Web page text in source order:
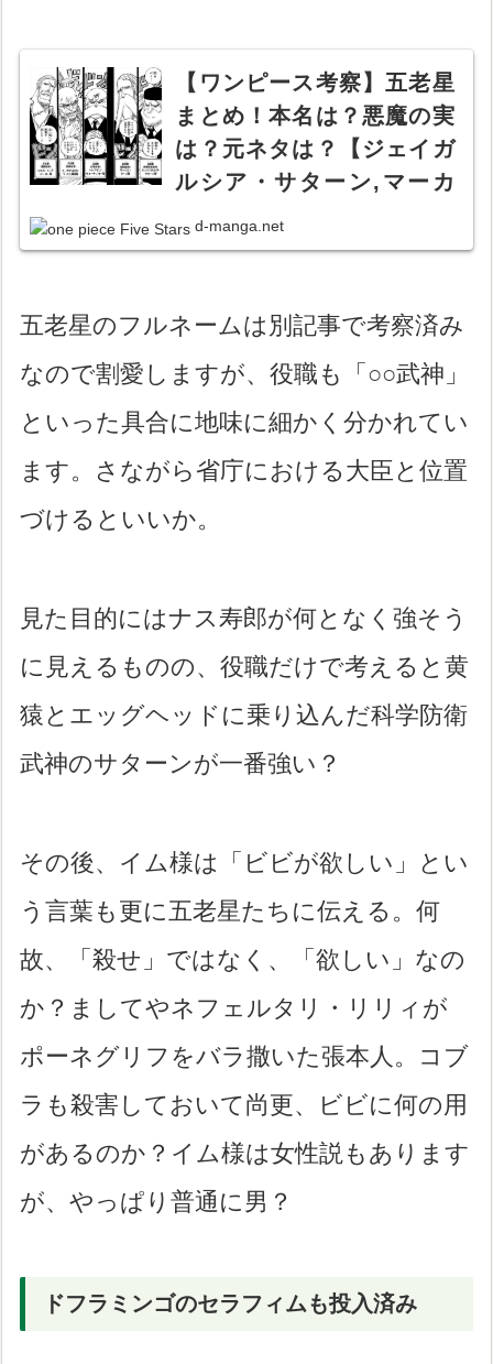
【ワンピース考察】五老星
まとめ！本名は？悪魔の実
は？元ネタは？【ジェイガ
ルシア・サターン,マーカ
ス・マーズ,トップマン・ウ
ォーキュリー,シェパード・
ン・V・ナス寿郎】【五芒
星・太陽系・七曜】
d-manga.net
五老星のフルネームは別記事で考察済み
なので割愛しますが、役職も「○○武神」
といった具合に地味に細かく分かれてい
ます。さながら省庁における大臣と位置
づけるといいか。
見た目的にはナス寿郎が何となく強そう
に見えるものの、役職だけで考えると黄
猿とエッグヘッドに乗り込んだ科学防衛
武神のサターンが一番強い？
その後、イム様は「ビビが欲しい」とい
う言葉も更に五老星たちに伝える。何
故、「殺せ」ではなく、「欲しい」なの
か？ましてやネフェルタリ・リリィが
ポーネグリフをバラ撒いた張本人。コブ
ラも殺害しておいて尚更、ビビに何の用
があるのか？イム様は女性説もあります
が、やっぱり普通に男？
ドフラミンゴのセラフィムも投入済み